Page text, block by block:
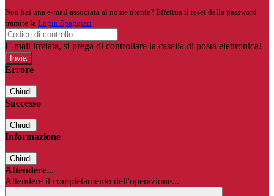
Non hai una e-mail associata al nome utente? Effettua il reset della password
tramite la Login Spaggiari
E-mail inviata, si prega di controllare la casella di posta elettronica!
Errore
Chiudi
Successo
Chiudi
Informazione
Chiudi
Attendere...
Attendere il completamento dell'operazione...